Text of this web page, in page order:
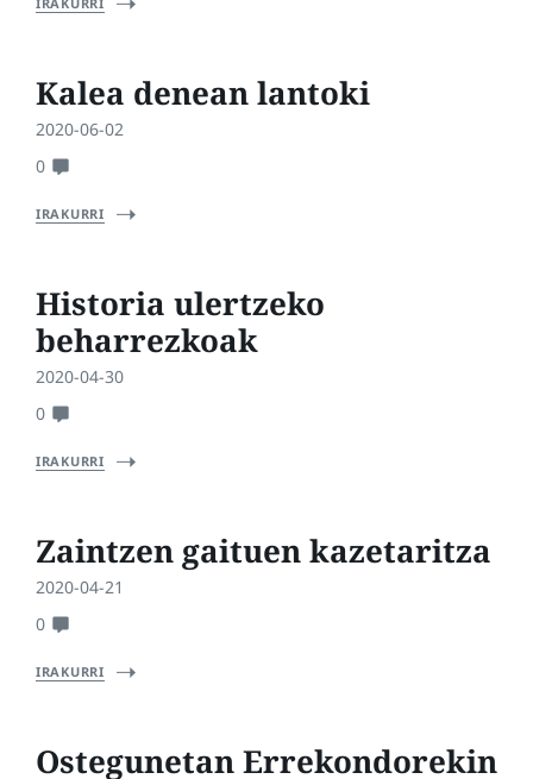
Kalea denean lantoki
2020-06-02
0
IRAKURRI
Historia ulertzeko
beharrezkoak
2020-04-30
0
IRAKURRI
Zaintzen gaituen kazetaritza
2020-04-21
0
IRAKURRI
Ostegunetan Errekondorekin